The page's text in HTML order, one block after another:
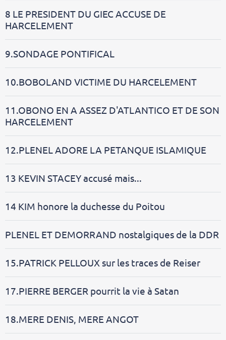
8 LE PRESIDENT DU GIEC ACCUSE DE
HARCELEMENT
9.SONDAGE PONTIFICAL
10.BOBOLAND VICTIME DU HARCELEMENT
11.OBONO EN A ASSEZ D'ATLANTICO ET DE SON
HARCELEMENT
12.PLENEL ADORE LA PETANQUE ISLAMIQUE
13 KEVIN STACEY accusé mais...
14 KIM honore la duchesse du Poitou
PLENEL ET DEMORRAND nostalgiques de la DDR
15.PATRICK PELLOUX sur les traces de Reiser
17.PIERRE BERGER pourrit la vie à Satan
18.MERE DENIS, MERE ANGOT